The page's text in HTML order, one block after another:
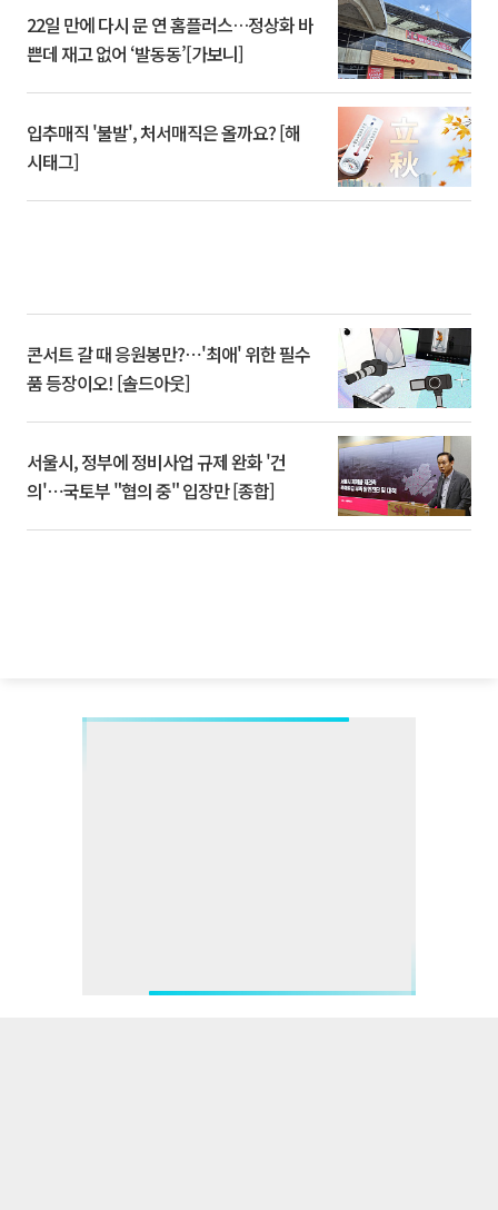
22일 만에 다시 문 연 홈플러스…정상화 바
쁜데 재고 없어 ‘발동동’[가보니]
입추매직 '불발', 처서매직은 올까요? [해
시태그]
콘서트 갈 때 응원봉만?⋯'최애' 위한 필수
품 등장이오! [솔드아웃]
서울시, 정부에 정비사업 규제 완화 '건
의'⋯국토부 "협의 중" 입장만 [종합]